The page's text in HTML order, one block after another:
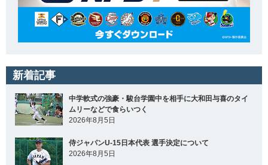
新着記事
中学軟式の強豪・駿台学園中を相手に大和田与喜のタイ
ムリーなどで食らいつく
2026年8月5日
侍ジャパンU-15日本代表 選手決定について
2026年8月5日